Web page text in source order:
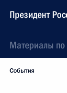
Президент
Материалы
События